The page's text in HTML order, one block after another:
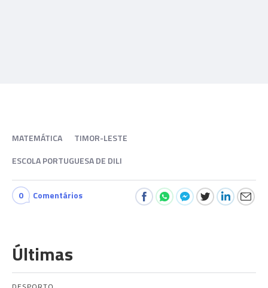
MATEMÁTICA
TIMOR-LESTE
ESCOLA PORTUGUESA DE DILI
0 Comentários
Últimas